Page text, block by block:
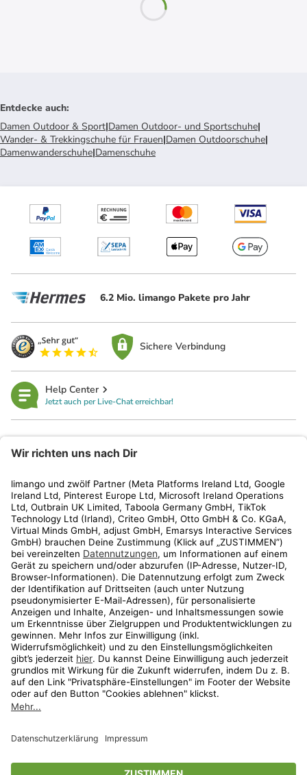
Entdecke auch:
Damen Outdoor & Sport|Damen Outdoor- und Sportschuhe|
Wander- & Trekkingschuhe für Frauen|Damen Outdoorschuhe|
Damenwanderschuhe|Damenschuhe
6.2 Mio. limango Pakete pro Jahr
Sichere Verbindung
Help Center
Jetzt auch per Live-Chat erreichbar!
Kundenservice
Shop
Aktionen
Travel